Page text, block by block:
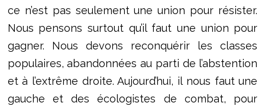
ce n’est pas seulement une union pour résister.
Nous pensons surtout qu’il faut une union pour
gagner. Nous devons reconquérir les classes
populaires, abandonnées au parti de l’abstention
et à l’extrême droite. Aujourd’hui, il nous faut une
gauche et des écologistes de combat, pour